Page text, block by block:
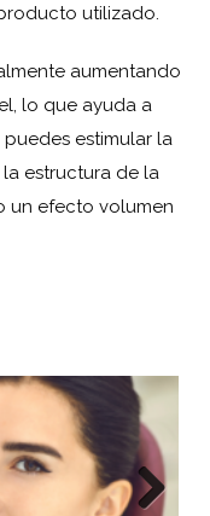
utilizado.
aumentando
lo que ayuda a
estimular la
estructura de la
un efecto volumen